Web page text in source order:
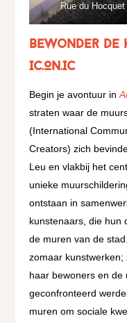
Rue du Hocquet
Bewonder
IC.ON.IC
Begin je avontuur in
straten waar de
(International
Creators) zich
Leu en vlakbij het
unieke
ontstaan in
kunstenaars, die hun
de muren van de
zomaar
haar bewoners en de
geconfronteerd
muren om sociale